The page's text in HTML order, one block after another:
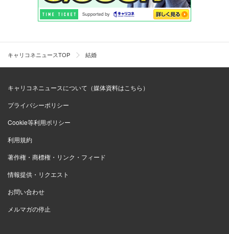
キャリコネニュースTOP 結婚
キャリコネニュースについて（媒体資料はこちら）
プライバシーポリシー
Cookie等利用ポリシー
利用規約
著作権・商標権・リンク・フィード
情報提供・リクエスト
お問い合わせ
メルマガの停止